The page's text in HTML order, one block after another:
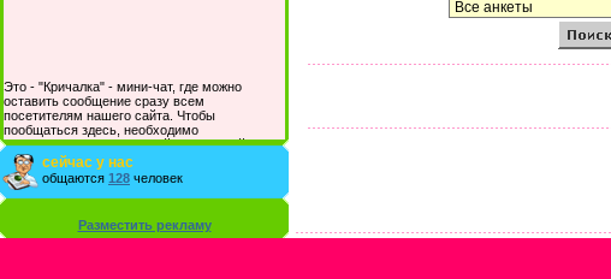
Это - "Кричалка" - мини-чат, где можно
оставить сообщение сразу всем
посетителям нашего сайта. Чтобы
пообщаться здесь, необходимо
зарегистрироваться на сайте и/или войти со
своими логином и паролем.
сейчас у нас
общаются 128 человек
Разместить рекламу